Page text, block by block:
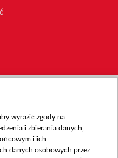
wyrazić zgody na
i zbierania danych,
i ich
danych osobowych przez